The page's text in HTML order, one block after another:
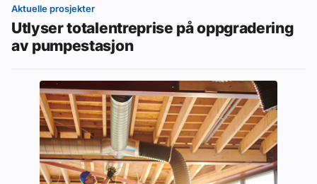
Aktuelle prosjekter
Utlyser totalentreprise på oppgradering
av pumpestasjon